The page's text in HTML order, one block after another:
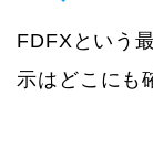
FDFXという
示はどこにも